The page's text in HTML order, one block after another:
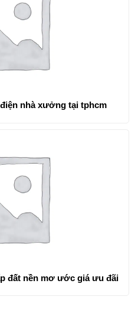
nhà xưởng tại tphcm
đất nền mơ ước giá ưu đãi